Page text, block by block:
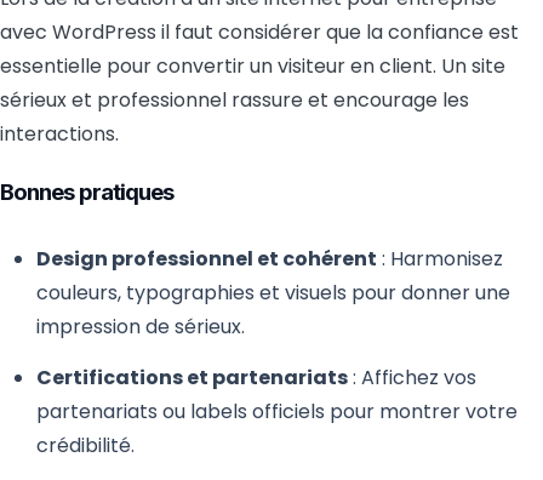
avec WordPress il faut considérer que la confiance est
essentielle pour convertir un visiteur en client. Un site
sérieux et professionnel rassure et encourage les
interactions.
Bonnes pratiques
Design professionnel et cohérent : Harmonisez
couleurs, typographies et visuels pour donner une
impression de sérieux.
Certifications et partenariats: Affichez vos
partenariats ou labels officiels pour montrer votre
crédibilité.